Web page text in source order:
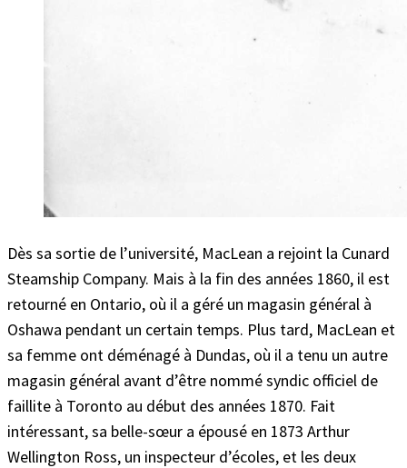
Dès sa sortie de l’université, MacLean a rejoint la Cunard
Steamship Company. Mais à la fin des années 1860, il est
retourné en Ontario, où il a géré un magasin général à
Oshawa pendant un certain temps. Plus tard, MacLean et
sa femme ont déménagé à Dundas, où il a tenu un autre
magasin général avant d’être nommé syndic officiel de
faillite à Toronto au début des années 1870. Fait
intéressant, sa belle-sœur a épousé en 1873 Arthur
Wellington Ross, un inspecteur d’écoles, et les deux